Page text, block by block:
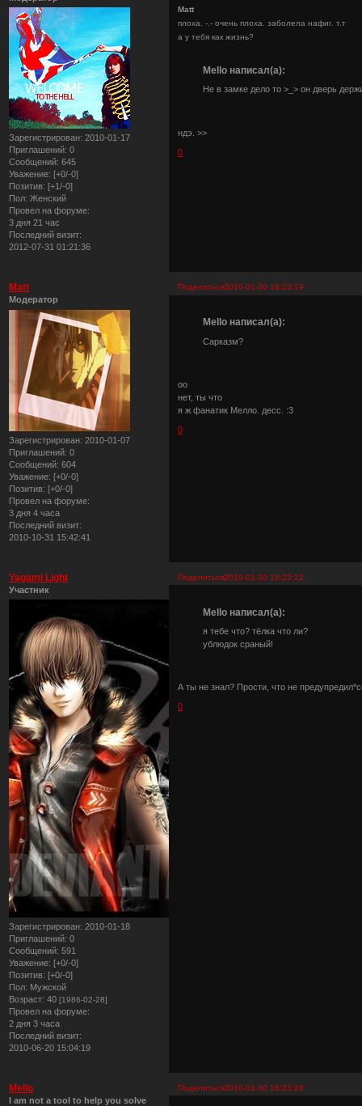
Зарегистрирован: 2010-01-17
Приглашений: 0
Сообщений: 645
Уважение: [+0/-0]
Позитив: [+1/-0]
Пол: Женский
Провел на форуме:
3 дня 21 час
Последний визит:
2012-07-31 01:21:36
Matt
плоха. -.- очень плоха. заболела нафиг. т.т
а у тебя как жизнь?
Mello написал(а):
Не в замке дело то >_> он дверь
ндэ. >>
0
Поделиться2010-01-30 18:23:19
Matt
Модератор
Зарегистрирован: 2010-01-07
Приглашений: 0
Сообщений: 604
Уважение: [+0/-0]
Позитив: [+0/-0]
Провел на форуме:
3 дня 4 часа
Последний визит:
2010-10-31 15:42:41
Mello написал(а):
Сарказм?
оо
нет, ты что
я ж фанатик Мелло. десс. :3
0
Поделиться2010-01-30 18:23:22
Yagami Light
Участник
Зарегистрирован: 2010-01-18
Приглашений: 0
Сообщений: 591
Уважение: [+0/-0]
Позитив: [+0/-0]
Пол: Мужской
Возраст: 40 [1986-02-28]
Провел на форуме:
2 дня 3 часа
Последний визит:
2010-06-20 15:04:19
Mello написал(а):
я тебе что? тёлка что ли?
ублюдок сраный!
А ты не знал? Прости, что не
0
Поделиться2010-01-30 18:23:26
Mello
I am not a tool to help you solve